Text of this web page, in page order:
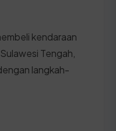
kendaraan
Tengah,
langkah-